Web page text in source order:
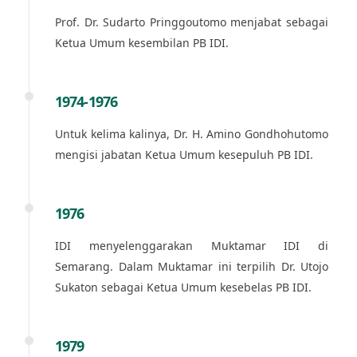
Prof. Dr. Sudarto Pringgoutomo menjabat sebagai
Ketua Umum kesembilan PB IDI.
1974-1976
Untuk kelima kalinya, Dr. H. Amino Gondhohutomo
mengisi jabatan Ketua Umum kesepuluh PB IDI.
1976
IDI menyelenggarakan Muktamar IDI di
Semarang. Dalam Muktamar ini terpilih Dr. Utojo
Sukaton sebagai Ketua Umum kesebelas PB IDI.
1979